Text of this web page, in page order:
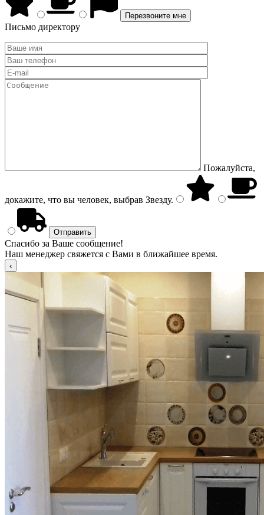
Письмо директору
Пожалуйста,
докажите, что вы человек, выбрав Звезду.
Спасибо за Ваше сообщение!
Наш менеджер свяжется с Вами в ближайшее время.